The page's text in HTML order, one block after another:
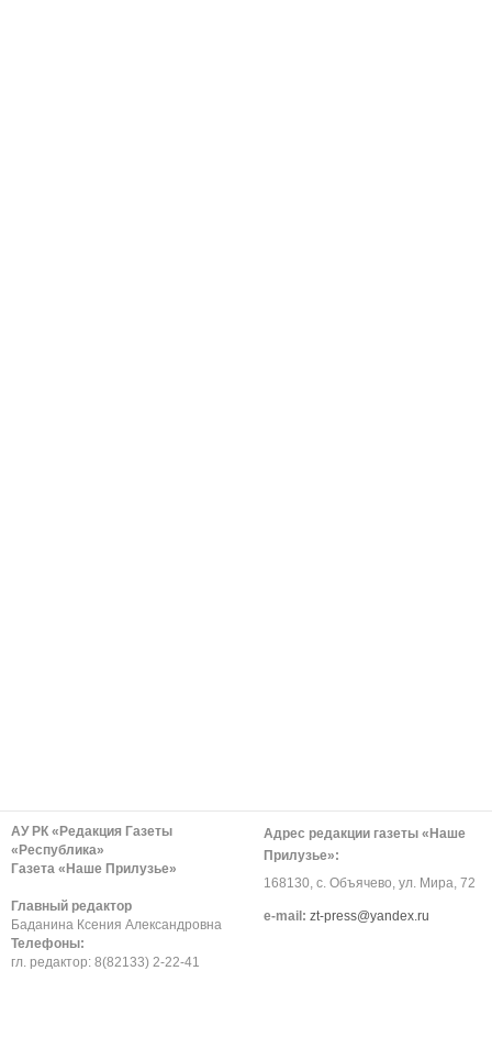
АУ РК «Редакция Газеты
«Республика»
Газета «Наше Прилузье»
Главный редактор
Баданина Ксения Александровна
Телефоны:
гл. редактор: 8(82133) 2-22-41
Адрес редакции газеты «Наше
Прилузье»:
168130, с. Объячево, ул. Мира, 72
е-mail: zt-press@yandex.ru